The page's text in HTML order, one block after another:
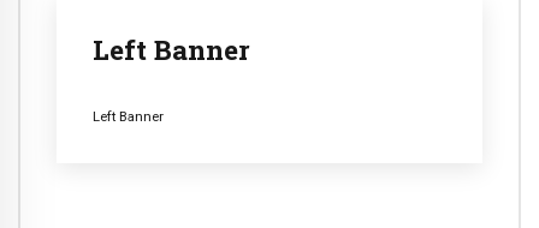
Left Banner
Left Banner